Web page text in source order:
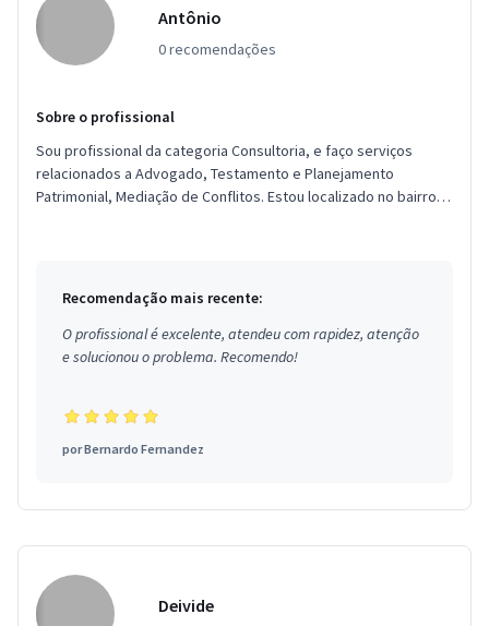
Antônio
0 recomendações
Sobre o profissional
Sou profissional da categoria Consultoria, e faço serviços
relacionados a Advogado, Testamento e Planejamento
Patrimonial, Mediação de Conflitos. Estou localizado no bairro
Recomendação mais recente:
O profissional é excelente, atendeu com rapidez, atenção
e solucionou o problema. Recomendo!
porBernardo Fernandez
Deivide